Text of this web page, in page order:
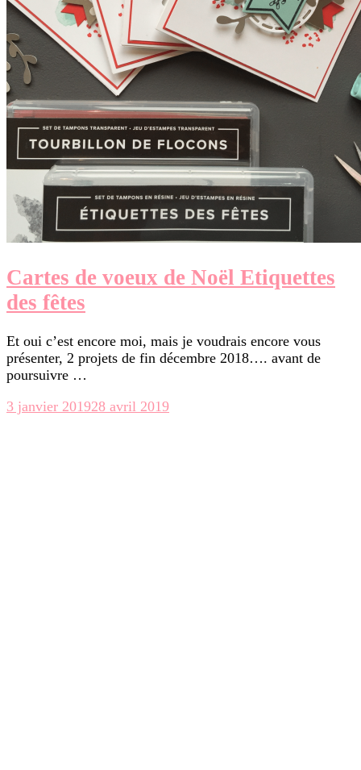
Cartes de voeux de Noël Etiquettes
des fêtes
Et oui c’est encore moi, mais je voudrais encore vous
présenter, 2 projets de fin décembre 2018…. avant de
poursuivre …
3 janvier 201928 avril 2019